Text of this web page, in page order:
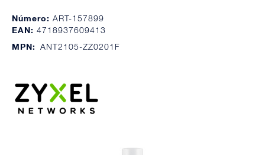
Número: ART-157899
EAN: 4718937609413
MPN: ANT2105-ZZ0201F